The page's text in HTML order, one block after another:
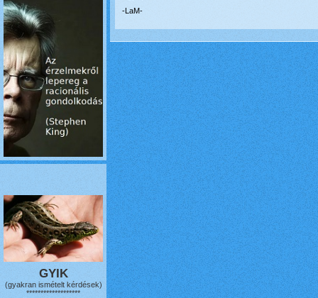
GYIK
(gyakran ismételt kérdések)
*******************
-LaM-